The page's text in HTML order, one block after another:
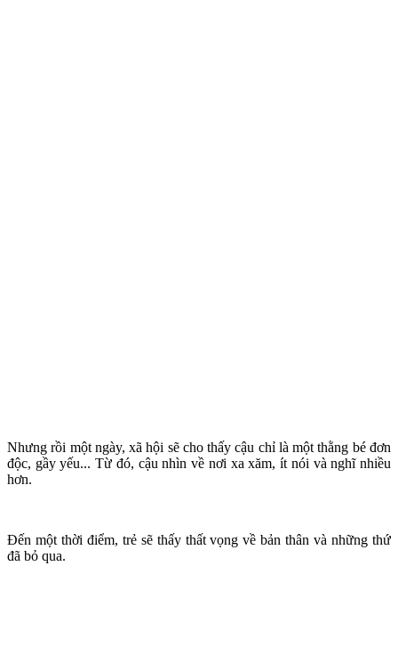
Nhưng rồi một ngày, xã hội sẽ cho thấy cậu chỉ là một thằng bé đơn
độc, gầy yếu... Từ đó, cậu nhìn về nơi xa xăm, ít nói và nghĩ nhiều
hơn.
Đến một thời điểm, trẻ sẽ thấy thất vọng về bản thân và những thứ
đã bỏ qua.